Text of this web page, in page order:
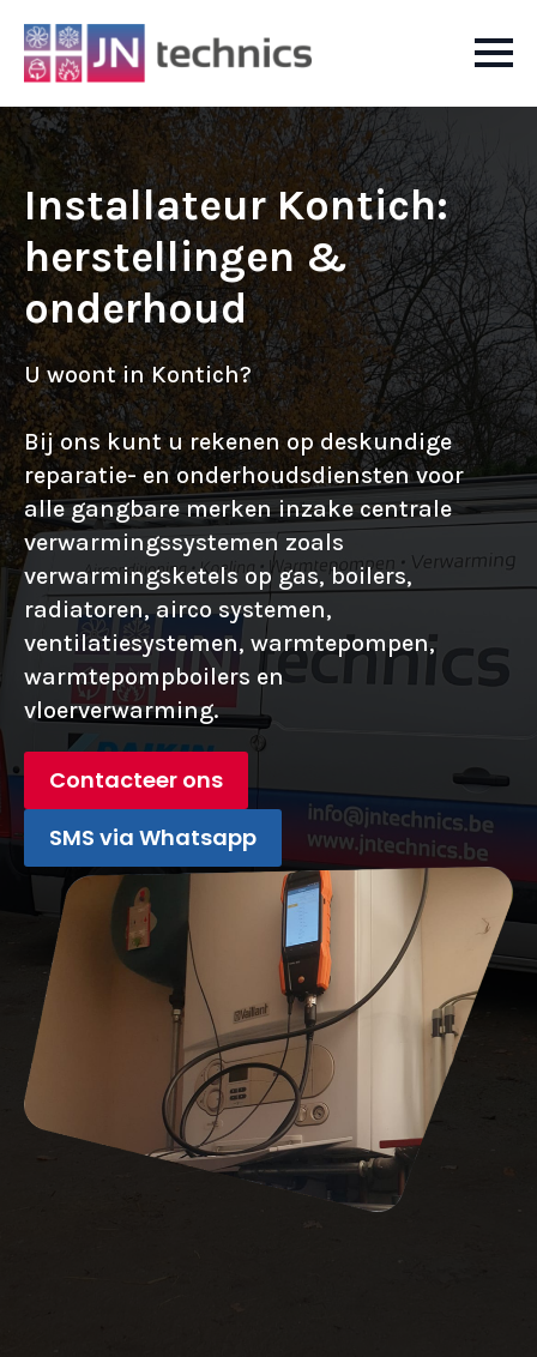
Installateur Kontich:
herstellingen &
onderhoud
U woont in Kontich?
Bij ons kunt u rekenen op deskundige
reparatie- en onderhoudsdiensten voor
alle gangbare merken inzake centrale
verwarmingssystemen zoals
verwarmingsketels op gas, boilers,
radiatoren, airco systemen,
ventilatiesystemen, warmtepompen,
warmtepompboilers en
vloerverwarming.
Contacteer ons
SMS via Whatsapp